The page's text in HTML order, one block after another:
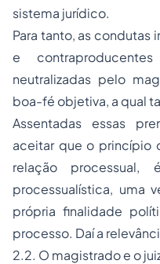
sistema jurídico.
Para tanto, as condutas
e
neutralizadas pelo
boa-fé objetiva, a qual
Assentadas essas
aceitar que o princípio
relação
processualística, uma
própria finalidade
processo. Daí a
2.2. O magistrado e o